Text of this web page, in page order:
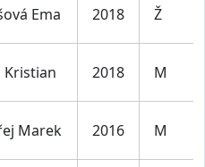
Ema 2018 Ž
Kristian 2018 M
Marek 2016 M